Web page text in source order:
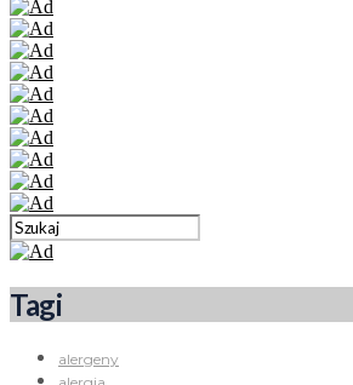
Tagi
alergeny